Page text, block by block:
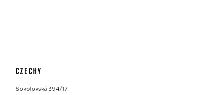
CZECHY
Sokolovská 394/17